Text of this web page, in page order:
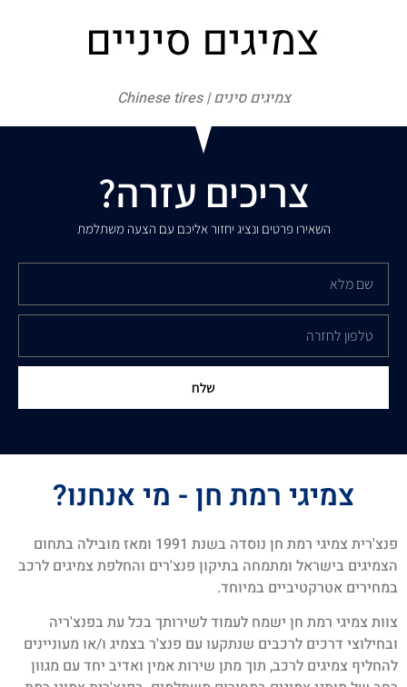
צמיגים סינים | Chinese tires
צריכים עזרה?
השאירו פרטים ונציג יחזור אליכם עם הצעה משתלמת
שלח
צמיגי רמת חן - מי אנחנו?
פנצ'רית צמיגי רמת חן נוסדה בשנת 1991 ומאז מובילה בתחום
הצמיגים בישראל ומתמחה בתיקון פנצ'רים והחלפת צמיגים לרכב
במחירים אטרקטיביים במיוחד.
צוות צמיגי רמת חן ישמח לעמוד לשירותך בכל עת בפנצ'ריה
ובחילוצי דרכים לרכבים שנתקעו עם פנצ'ר בצמיג ו/או מעוניינים
להחליף צמיגים לרכב, תוך מתן שירות אמין ואדיב יחד עם מגוון